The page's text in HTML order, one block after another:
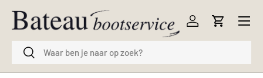
Ga naar inhoud
ZoekenZoeken
Inloggen
Menu